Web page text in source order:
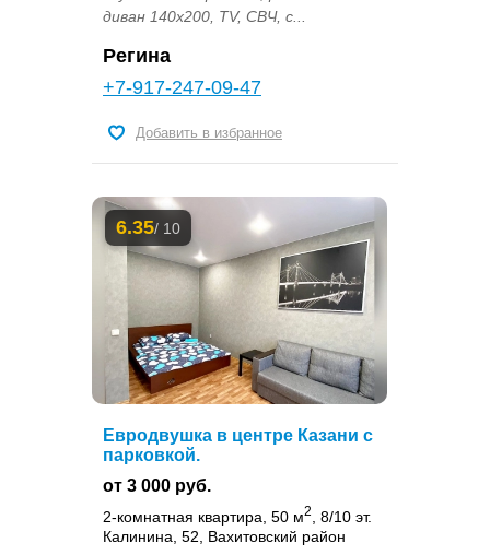
диван 140х200, TV, СВЧ, с...
Регина
+7-917-247-09-47
Добавить в избранное
6.35/ 10
Евродвушка в центре Казани с
парковкой.
от 3 000 руб.
2-комнатная квартира, 50 м2
, 8/10 эт.
Калинина, 52, Вахитовский район